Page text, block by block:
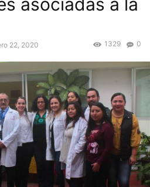
asociadas a la
22, 2020 0
1329